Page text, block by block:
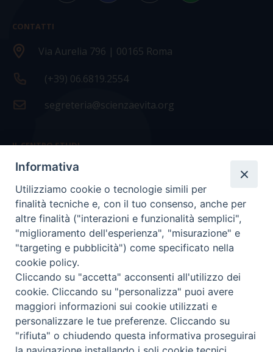
CONTATTI
Via Aurelia 796 | 00165 Roma
(+39) 06.6819.2554
segreteria@scienzaevita.org
IL CENTRO STUDI
La nostra storia
Statuto
Presidenza e ufficio presidenza
Consiglio scientifico
Coordinamento nazionale
COPYRIGHT Scienza & Vita - C.F96600690588- Tutti i
Informativa
Utilizziamo cookie o tecnologie simili per
finalità tecniche e, con il tuo consenso, anche per
altre finalità ("interazioni e funzionalità semplici",
"miglioramento dell'esperienza", "misurazione" e
"targeting e pubblicità") come specificato nella
cookie policy.
Cliccando su "accetta" acconsenti all'utilizzo dei
cookie. Cliccando su "personalizza" puoi avere
maggiori informazioni sui cookie utilizzati e
personalizzare le tue preferenze. Cliccando su
"rifiuta" o chiudendo questa informativa proseguirai